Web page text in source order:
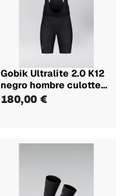
Gobik Ultralite 2.0 K12
negro hombre culotte
corto
180,00 €